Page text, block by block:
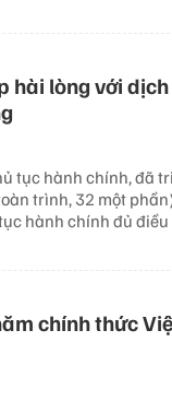
hài lòng với dịch
tục hành chính, đã
trình, 32 một
hành chính đủ điều
chính thức